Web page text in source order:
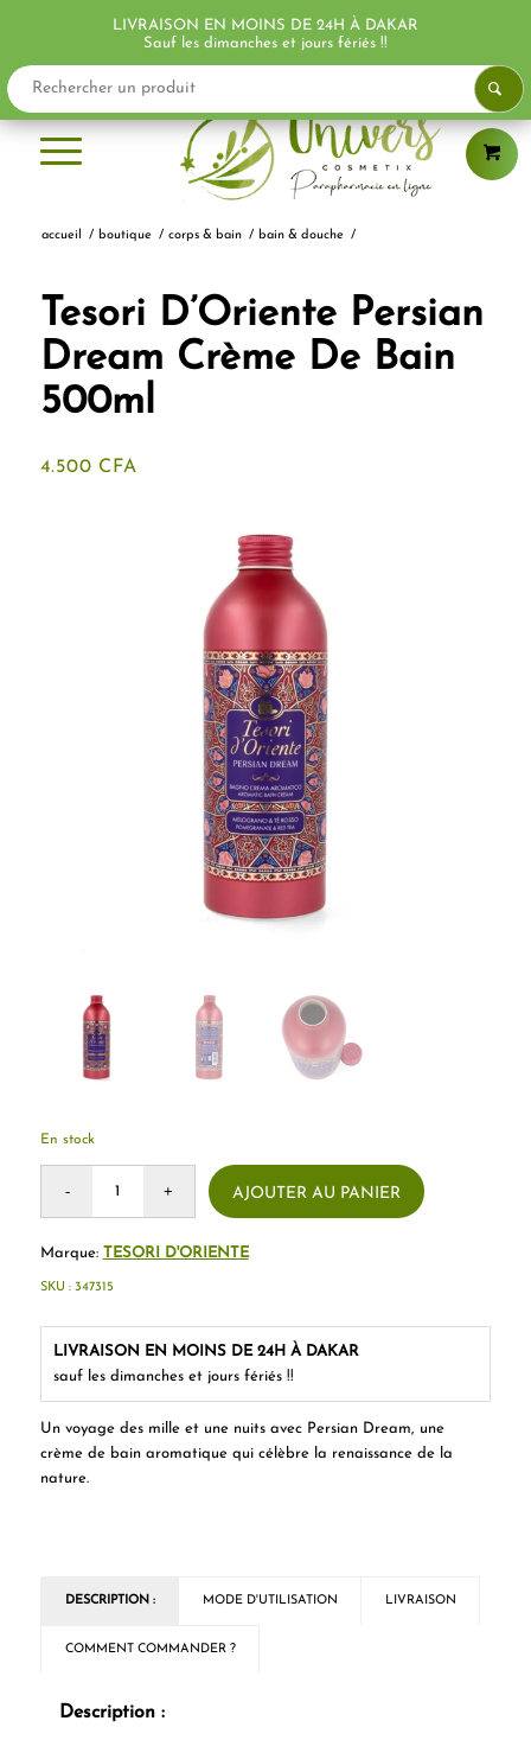
accueil / boutique / corps & bain / bain & douche /
Tesori D’Oriente Persian
Dream Crème De Bain
500ml
4.500 CFA
Un voyage des mille et une nuits avec Persian Dream, une
crème de bain aromatique qui célèbre la renaissance de la
nature.
En stock
AJOUTER AU PANIER
Marque: TESORI D'ORIENTE
LIVRAISON EN MOINS DE 24H À DAKAR
sauf les dimanches et jours fériés !!
SKU : 347315
DESCRIPTION : MODE D'UTILISATION LIVRAISON
COMMENT COMMANDER ?
Description :
LIVRAISON EN MOINS DE 24H À DAKAR
Sauf les dimanches et jours fériés !!